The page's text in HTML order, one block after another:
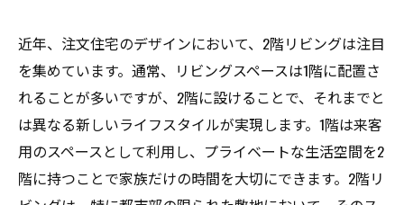
近年、注文住宅のデザインにおいて、2階リビングは注目
を集めています。通常、リビングスペースは1階に配置さ
れることが多いですが、2階に設けることで、それまでと
は異なる新しいライフスタイルが実現します。1階は来客
用のスペースとして利用し、プライベートな生活空間を2
階に持つことで家族だけの時間を大切にできます。2階リ